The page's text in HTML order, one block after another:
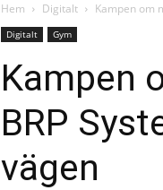
Hem Digitalt Kampen om
Digitalt Gym
Kampen
BRP
vägen